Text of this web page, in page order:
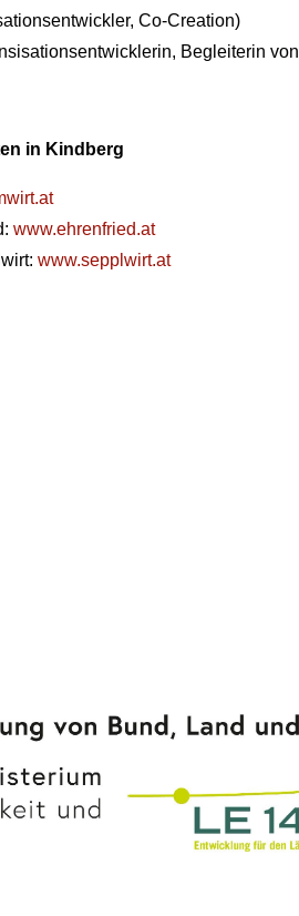
Co-Creation)
Begleiterin
in Kindberg
www.ehrenfried.at
www.sepplwirt.at